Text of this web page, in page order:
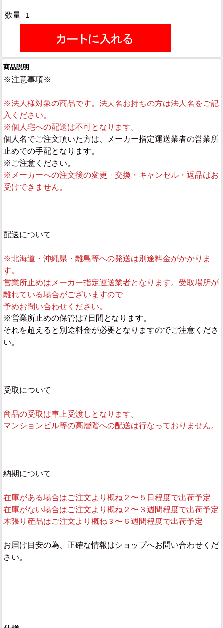
数量
商品説明
※注意事項※
※法人様対象の商品です。法人名お持ちの方は法人名をご記
入ください。
※個人宅への配送は不可となります。
個人名でご注文頂いた方は、メーカー指定運送業者の営業所
止めでの手配となります。
※ご注意ください。
※メーカーへの注文後の変更・交換・キャンセル・返品はお
受けできません。
配送について
※北海道・沖縄県・離島等への発送は別途料金がかかりま
す。
営業所止めはメーカー指定運送業者となります。受取場所が
離れている場合がございますので
予めお問い合わせください。
※営業所止めの保管は7日間となります。
それを超えると別途料金が必要となりますのでご注意くださ
い。
受取について
商品の受取は車上受渡しとなります。
マンションビル等の高層階への配送は行なっておりません。
納期について
在庫がある場合はご注文より概ね２〜５日程度で出荷予定
在庫がない場合はご注文より概ね２〜３週間程度で出荷予定
木張り産品はご注文より概ね３〜６週間程度で出荷予定
お届け目安の為、正確な情報はショップへお問い合わせくだ
さい。